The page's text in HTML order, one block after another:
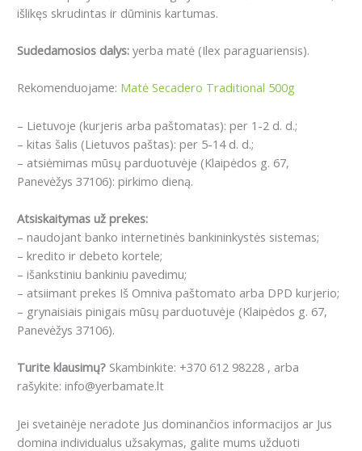
išlikęs skrudintas ir dūminis kartumas.
Sudedamosios dalys: yerba matė (Ilex paraguariensis).
Rekomenduojame: Matė Secadero Traditional 500g
– Lietuvoje (kurjeris arba paštomatas): per 1-2 d. d.;
– kitas šalis (Lietuvos paštas): per 5-14 d. d.;
– atsiėmimas mūsų parduotuvėje (Klaipėdos g. 67,
Panevėžys 37106): pirkimo dieną.
Atsiskaitymas už prekes:
– naudojant banko internetinės bankininkystės sistemas;
– kredito ir debeto kortele;
– išankstiniu bankiniu pavedimu;
– atsiimant prekes Iš Omniva paštomato arba DPD kurjerio;
– grynaisiais pinigais mūsų parduotuvėje (Klaipėdos g. 67,
Panevėžys 37106).
Turite klausimų? Skambinkite: +370 612 98228 , arba
rašykite: info@yerbamate.lt
Jei svetainėje neradote Jus dominančios informacijos ar Jus
domina individualus užsakymas, galite mums užduoti